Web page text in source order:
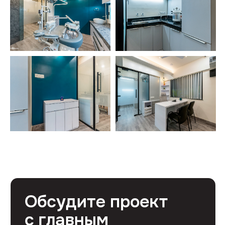
Нажимая на кнопку, вы соглашаетесь
Политикой конфиденциальности .